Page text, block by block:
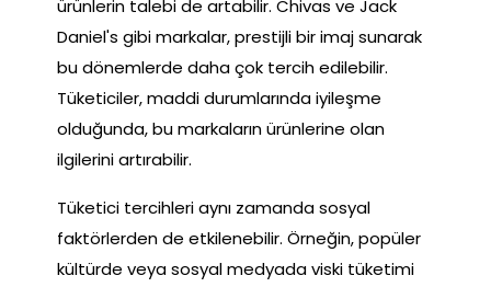
ürünlerin talebi de artabilir. Chivas ve Jack
Daniel's gibi markalar, prestijli bir imaj sunarak
bu dönemlerde daha çok tercih edilebilir.
Tüketiciler, maddi durumlarında iyileşme
olduğunda, bu markaların ürünlerine olan
ilgilerini artırabilir.
Tüketici tercihleri aynı zamanda sosyal
faktörlerden de etkilenebilir. Örneğin, popüler
kültürde veya sosyal medyada viski tüketimi